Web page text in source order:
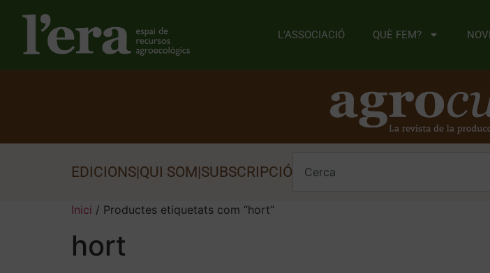
L’ASSOCIACIÓ QUÈ FEM?
EDICIONS|QUI SOM|SUBSCRIPCIÓ
Inici / Productes etiquetats com “hort”
hort